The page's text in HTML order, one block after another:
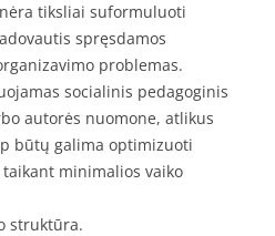
tiksliai suformuluoti
spręsdamos
problemas.
socialinis pedagoginis
autorės nuomone, atlikus
būtų galima optimizuoti
minimalios vaiko
struktūra.